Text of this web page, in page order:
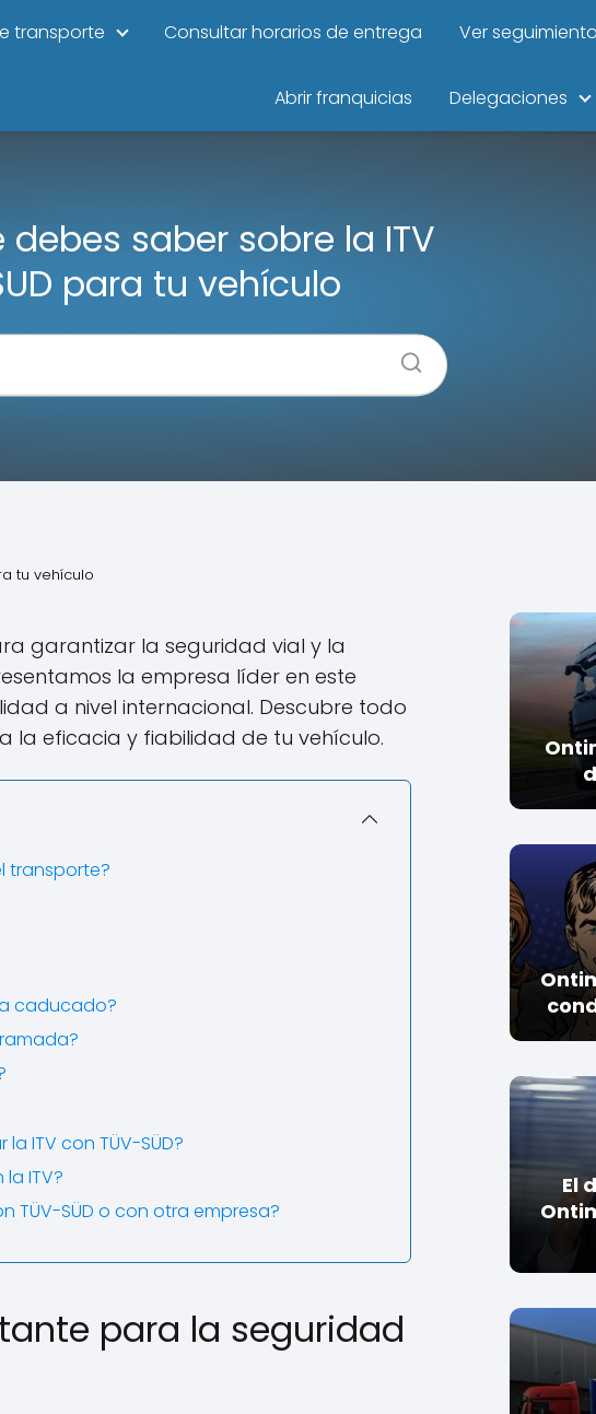
transporte Consultar horarios de entrega Ver
Abrir franquicias Delegaciones
debes saber sobre la ITV
para tu vehículo
tu vehículo
garantizar la seguridad vial y la
la empresa líder en este
a nivel internacional. Descubre todo
la eficacia y fiabilidad de tu vehículo.
transporte?
caducado?
ITV con TÜV-SÜD?
ITV?
TÜV-SÜD o con otra empresa?
para la seguridad
El